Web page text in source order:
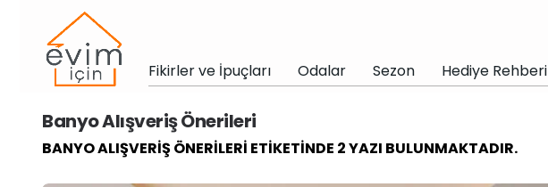
Fikirler ve İpuçları Odalar Sezon Hediye Rehberi
Banyo Alışveriş Önerileri
BANYO ALIŞVERIŞ ÖNERILERI ETIKETINDE 2 YAZI BULUNMAKTADIR.